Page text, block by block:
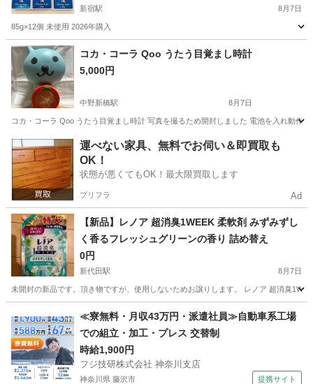
新宿駅 8月7日
85g×12個 未使用 2026年購入
東京 新宿区 新宿駅 家庭用品 固形石鹸
コカ・コーラ Qoo うたう目覚まし時計
5,000円
中野新橋駅 8月7日
コカ・コーラ Qoo うたう目覚まし時計 写真を撮るため開封しました 電池を入れ動作
東京 中野区 中野新橋駅 ノベルティグッズ Qoo
運べない家具、無料でお伺い＆即買取も
OK！
状態が悪くてもOK！最大限買取します
プリフラ Ad
【新品】レノア 超消臭1WEEK 柔軟剤 みずみずし
く香るフレッシュグリーンの香り 詰め替え
0円
新代田駅 8月7日
未開封の新品です。頂き物ですが、使用しないためお譲りします。 レノア 超消臭
新代田駅 洗濯用品 グリーン
≪寮無料・月収43万円・派遣社員≫自動車系工場
での組立・加工・プレス 交替制
時給1,900円
フジ技研株式会社 神奈川支店
神奈川県 藤沢市 提携サイト